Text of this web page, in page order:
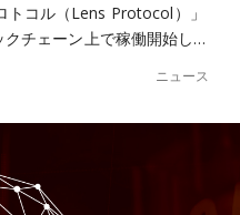
コル（Lens Protocol）」
チェーン上で稼働開始し…
ニュース